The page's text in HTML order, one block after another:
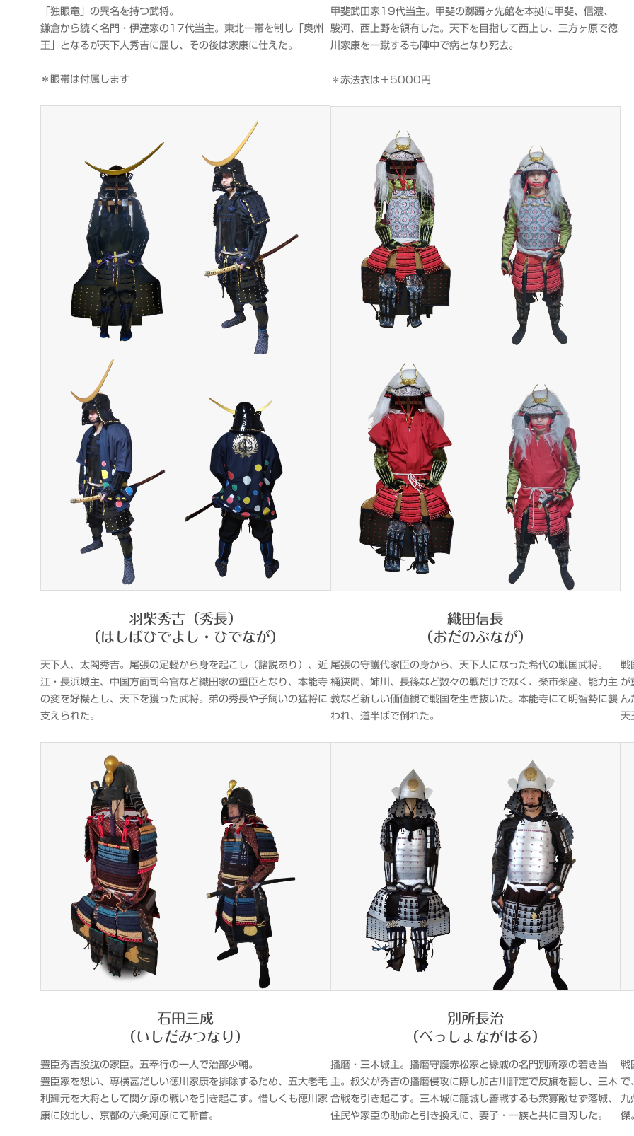
「独眼竜」の異名を持つ武将。
鎌倉から続く名門・伊達家の17代当主。東北一帯を制し「奥州
王」となるが天下人秀吉に屈し、その後は家康に仕えた。
＊眼帯は付属します
甲斐武田家19代当主。甲斐の躑躅ヶ先館を本拠に甲斐、信濃、
駿河、西上野を領有した。天下を目指して西上し、三方ヶ原で徳
川家康を一蹴するも陣中で病となり死去。
＊赤法衣は＋5000円
羽柴秀吉（秀長）
（はしばひでよし・ひでなが）
天下人、太閤秀吉。尾張の足軽から身を起こし（諸説あり）、近
江・長浜城主、中国方面司令官など織田家の重臣となり、本能寺
の変を好機とし、天下を獲った武将。弟の秀長や子飼いの猛将に
支えられた。
織田信長
（おだのぶなが）
尾張の守護代家臣の身から、天下人になった希代の戦国武将。
桶狭間、姉川、長篠など数々の戦だけでなく、楽市楽座、能力主
義など新しい価値観で戦国を生き抜いた。本能寺にて明智勢に襲
われ、道半ばで倒れた。
戦
が
ん
天
石田三成
（いしだみつなり）
豊臣秀吉股肱の家臣。五奉行の一人で治部少輔。
豊臣家を想い、専横甚だしい徳川家康を排除するため、五大老毛
利輝元を大将として関ケ原の戦いを引き起こす。惜しくも徳川家
康に敗北し、京都の六条河原にて斬首。
別所長治
（べっしょながはる）
播磨・三木城主。播磨守護赤松家と縁戚の名門別所家の若き当
主。叔父が秀吉の播磨侵攻に際し加古川評定で反旗を翻し、三木
合戦を引き起こす。三木城に籠城し善戦するも衆寡敵せず落城、
住民や家臣の助命と引き換えに、妻子・一族と共に自刃した。
戦
で
九
傑